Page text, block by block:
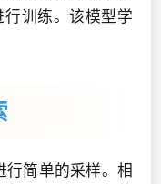
训练。该模型学
行简单的采样。相